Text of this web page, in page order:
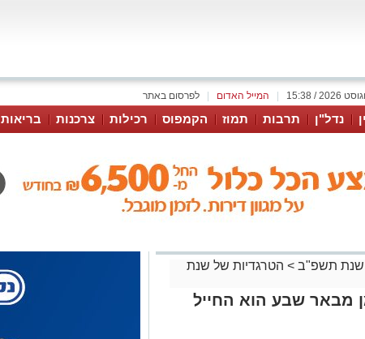
לפרסום באתר המייל האדום
נדל"ן תרבות תמוז הקמפוס רכילות צרכנות בריאות
תשפ"ב > הטרגדיות של שנת
מבאר שבע הוא החייל